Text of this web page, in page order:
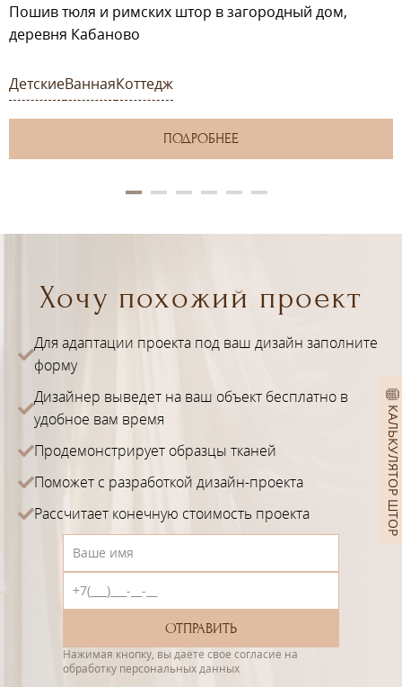
КАЛЬКУЛЯТОР ШТОР
Пошив тюля и римских штор в загородный дом,
деревня Кабаново
ДетскиеВаннаяКоттедж
ПОДРОБНЕЕ
Хочу похожий проект
Для адаптации проекта под ваш дизайн заполните
форму
Дизайнер выведет на ваш объект бесплатно в
удобное вам время
Продемонстрирует образцы тканей
Поможет с разработкой дизайн-проекта
Рассчитает конечную стоимость проекта
Нажимая кнопку, вы даете свое согласие на
обработку персональных данных